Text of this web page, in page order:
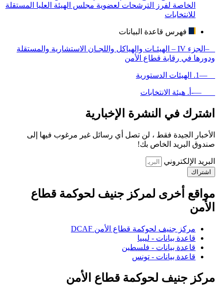
الخاصة لفرز الترشحات لعضوية مجلس الهيئة العليا المستقلة
للانتخابات
فهرس قاعدة البيانات
–الجزء IV – الهيئـات والهياكل واللجـان الاستشارية والمستقلة
ودورها في رقابة قطاع الأمن
—1. الهيئات الدستورية
—-أ. هيئة الانتخابات
اشترك في النشرة الإخبارية
الأخبار الجيدة فقط ، لن تصل أي رسائل غير مرغوب فيها إلى
صندوق البريد الخاص بك!
البريد الإلكتروني
اشتراك
مواقع أخرى لمركز جنيف لحوكمة قطاع
الأمن
مركز جنيف لحوكمة قطاع الأمن DCAF
قاعدة بيانات - ليبيا
قاعدة بيانات - فلسطين
قاعدة بيانات - تونس
مركز جنيف لحوكمة قطاع الأمن